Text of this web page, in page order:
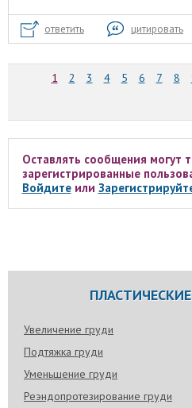
ответить цитировать
1 2 3 4 5 6 7 8
Оставлять сообщения могут
зарегистрированные
Войдитеили
Увеличение груди
Подтяжка груди
Уменьшение груди
Реэндопротезирование груди